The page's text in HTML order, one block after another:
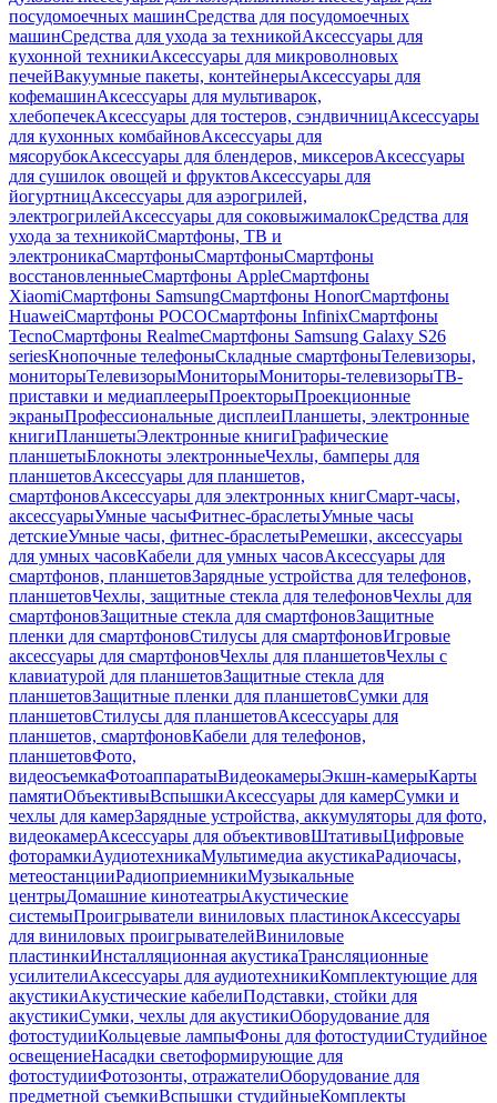
посудомоечных машинСредства для посудомоечных
машинСредства для ухода за техникойАксессуары для
кухонной техникиАксессуары для микроволновых
печейВакуумные пакеты, контейнерыАксессуары для
кофемашинАксессуары для мультиварок,
хлебопечекАксессуары для тостеров, сэндвичницАксессуары
для кухонных комбайновАксессуары для
мясорубокАксессуары для блендеров, миксеровАксессуары
для сушилок овощей и фруктовАксессуары для
йогуртницАксессуары для аэрогрилей,
электрогрилейАксессуары для соковыжималокСредства для
ухода за техникойСмартфоны, ТВ и
электроникаСмартфоныСмартфоныСмартфоны
восстановленныеСмартфоны AppleСмартфоны
XiaomiСмартфоны SamsungСмартфоны HonorСмартфоны
HuaweiСмартфоны POCOСмартфоны InfinixСмартфоны
TecnoСмартфоны RealmeСмартфоны Samsung Galaxy S26
seriesКнопочные телефоныСкладные смартфоныТелевизоры,
мониторыТелевизорыМониторыМониторы-телевизорыТВ-
приставки и медиаплеерыПроекторыПроекционные
экраныПрофессиональные дисплеиПланшеты, электронные
книгиПланшетыЭлектронные книгиГрафические
планшетыБлокноты электронныеЧехлы, бамперы для
планшетовАксессуары для планшетов,
смартфоновАксессуары для электронных книгСмарт-часы,
аксессуарыУмные часыФитнес-браслетыУмные часы
детскиеУмные часы, фитнес-браслетыРемешки, аксессуары
для умных часовКабели для умных часовАксессуары для
смартфонов, планшетовЗарядные устройства для телефонов,
планшетовЧехлы, защитные стекла для телефоновЧехлы для
смартфоновЗащитные стекла для смартфоновЗащитные
пленки для смартфоновСтилусы для смартфоновИгровые
аксессуары для смартфоновЧехлы для планшетовЧехлы с
клавиатурой для планшетовЗащитные стекла для
планшетовЗащитные пленки для планшетовСумки для
планшетовСтилусы для планшетовАксессуары для
планшетов, смартфоновКабели для телефонов,
планшетовФото,
видеосъемкаФотоаппаратыВидеокамерыЭкшн-камерыКарты
памятиОбъективыВспышкиАксессуары для камерСумки и
чехлы для камерЗарядные устройства, аккумуляторы для фото,
видеокамерАксессуары для объективовШтативыЦифровые
фоторамкиАудиотехникаМультимедиа акустикаРадиочасы,
метеостанцииРадиоприемникиМузыкальные
центрыДомашние кинотеатрыАкустические
системыПроигрыватели виниловых пластинокАксессуары
для виниловых проигрывателейВиниловые
пластинкиИнсталляционная акустикаТрансляционные
усилителиАксессуары для аудиотехникиКомплектующие для
акустикиАкустические кабелиПодставки, стойки для
акустикиСумки, чехлы для акустикиОборудование для
фотостудииКольцевые лампыФоны для фотостудииСтудийное
освещениеНасадки светоформирующие для
фотостудииФотозонты, отражателиОборудование для
предметной съемкиВспышки студийныеКомплекты